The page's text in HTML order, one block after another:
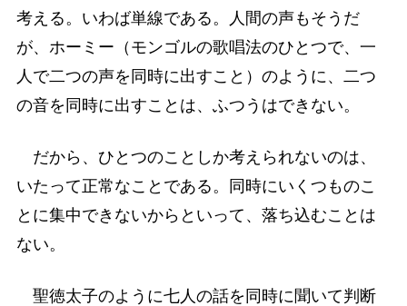
考える。いわば単線である。人間の声もそうだ
が、ホーミー（モンゴルの歌唱法のひとつで、一
人で二つの声を同時に出すこと）のように、二つ
の音を同時に出すことは、ふつうはできない。
だから、ひとつのことしか考えられないのは、
いたって正常なことである。同時にいくつものこ
とに集中できないからといって、落ち込むことは
ない。
聖徳太子のように七人の話を同時に聞いて判断